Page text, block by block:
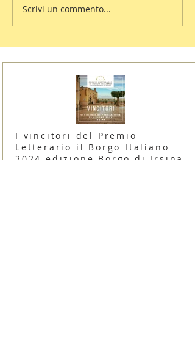
Scrivi un commento...
I vincitori del Premio
Letterario il Borgo Italiano
2024 edizione Borgo di Irsina